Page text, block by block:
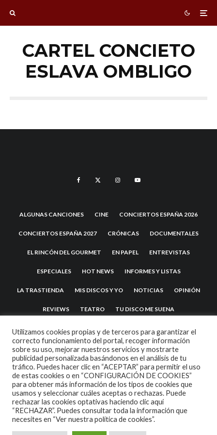
CARTEL CONCIETO
ESLAVA OMBLIGO
ALGUNAS CANCIONES CINE CONCIERTOS ESPAÑA 2026
CONCIERTOS ESPAÑA 2027 CRÓNICAS DOCUMENTALES
EL RINCÓN DEL GOURMET EN PAPEL ENTREVISTAS
ESPECIALES HOT NEWS INFORMES Y LISTAS
LA TRASTIENDA MIS DISCOS Y YO NOTICIAS OPINIÓN
REVIEWS TEATRO TU DISCO ME SUENA
2007 COPYRIGHT -CODETIPITHEME
Utilizamos cookies propias y de terceros para garantizar el
correcto funcionamiento del portal, recoger información
sobre su uso, mejorar nuestros servicios y mostrarte
publicidad personalizada basándonos en el análisis de tu
tráfico. Puedes hacer clic en “ACEPTAR” para permitir el uso
de estas cookies o en “CONFIGURACIÓN DE COOKIES”
para obtener más información de los tipos de cookies que
usamos y seleccionar cuáles aceptas o rechazas. Puede
rechazar las cookies optativas haciendo clic aquí
“RECHAZAR”. Puedes consultar toda la información que
necesites en “Ver nuestra política de cookies”.